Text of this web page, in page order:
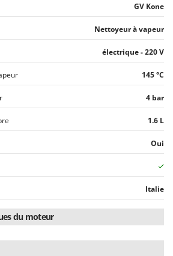
GV Kone
Nettoyeur à vapeur
électrique - 220 V
145 °C
4 bar
1.6 L
Oui
Italie
du moteur